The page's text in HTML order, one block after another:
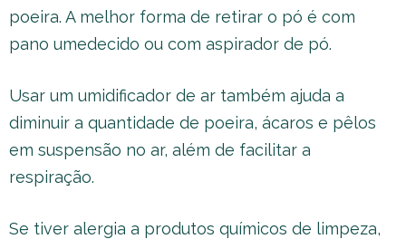
poeira. A melhor forma de retirar o pó é com
pano umedecido ou com aspirador de pó.
Usar um umidificador de ar também ajuda a
diminuir a quantidade de poeira, ácaros e pêlos
em suspensão no ar, além de facilitar a
respiração.
Se tiver alergia a produtos químicos de limpeza,